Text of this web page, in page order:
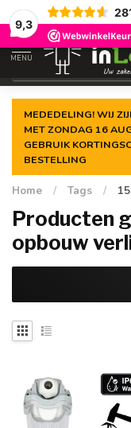
9,3
Gegarandeerde de
MENU
MEDEDELING! WIJ
MET ZONDAG 16
GEBRUIK
BESTELLING
Home / Tags /
Producten
opbouw